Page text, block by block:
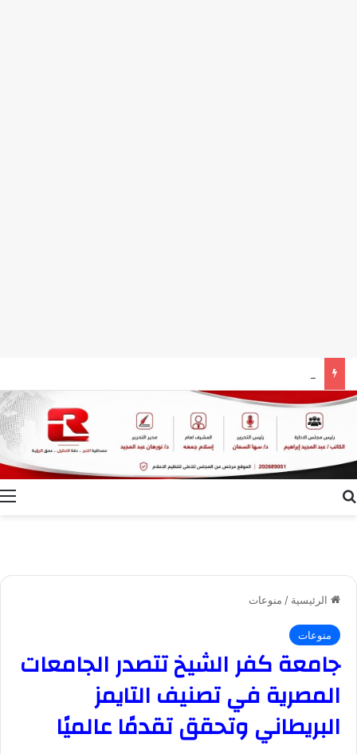
الرئيسية / منوعات
منوعات
جامعة كفر الشيخ تتصدر الجامعات
المصرية في تصنيف التايمز
البريطاني وتحقق تقدمًا عالميًا